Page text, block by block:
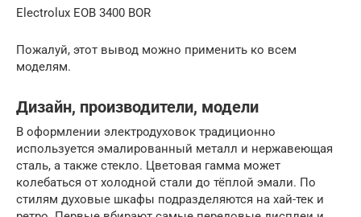
Electrolux EOB 3400 BOR
Пожалуй, этот вывод можно применить ко всем
моделям.
Дизайн, производители, модели
В оформлении электродуховок традиционно
используется эмалированный металл и нержавеющая
сталь, а также стекло. Цветовая гамма может
колебаться от холодной стали до тёплой эмали. По
стилям духовые шкафы подразделяются на хай-тек и